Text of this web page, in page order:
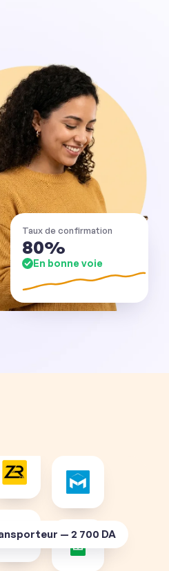
Taux de confirmation
80%
En bonne voie
— 2 700 DA